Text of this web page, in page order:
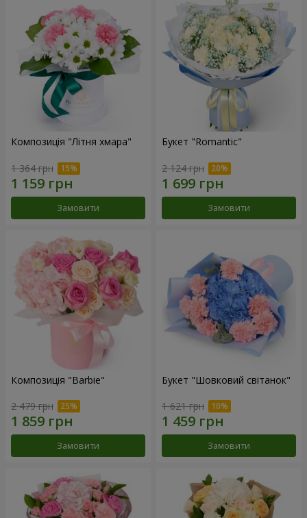
Композиція "Літня хмара"
1 364 грн
Замовити
Букет "Romantic"
2 124 грн
Замовити
Композиція "Barbie"
2 479 грн
Замовити
Букет "Шовковий світанок"
1 621 грн
Замовити